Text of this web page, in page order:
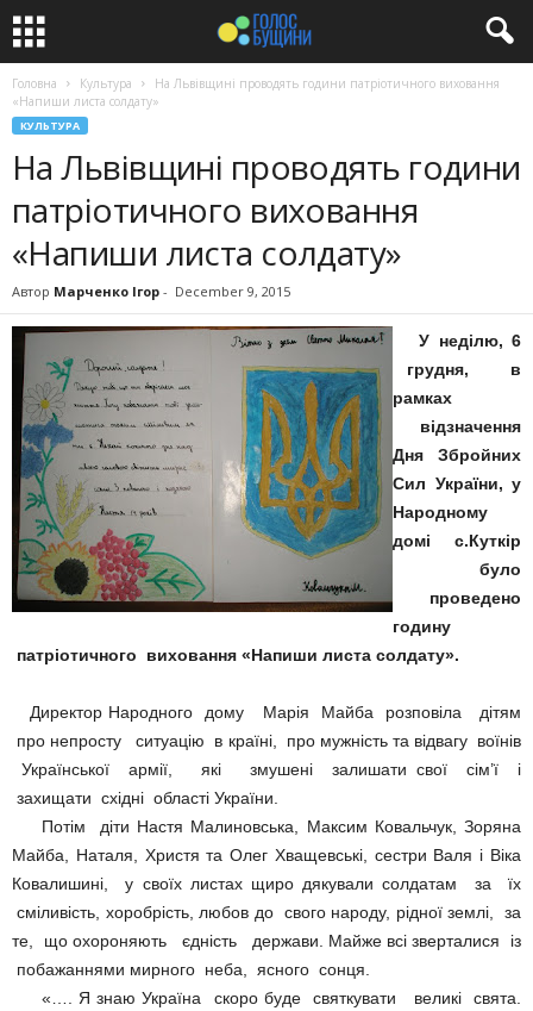
Головна Культура
На Львівщині проводять години патріотичного виховання
«Напиши листа солдату»
КУЛЬТУРА
На Львівщині проводять години
патріотичного виховання
«Напиши листа солдату»
Автор Марченко Ігор - December 9, 2015
У неділю, 6
грудня, в
рамках
відзначення
Дня Збройних
Сил України, у
Народному
домі с.Куткір
було
проведено
годину
патріотичного виховання «Напиши листа солдату».
Директор Народного дому Марія Майба розповіла дітям
про непросту ситуацію в країні, про мужність та відвагу воїнів
Української армії, які змушені залишати свої сім’ї і
захищати східні області України.
Потім діти Настя Малиновська, Максим Ковальчук, Зоряна
Майба, Наталя, Христя та Олег Хващевські, сестри Валя і Віка
Ковалишині, у своїх листах щиро дякували солдатам за їх
сміливість, хоробрість, любов до свого народу, рідної землі, за
те, що охороняють єдність держави. Майже всі зверталися із
побажаннями мирного неба, ясного сонця.
«…. Я знаю Україна скоро буде святкувати великі свята.